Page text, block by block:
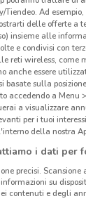
Ad
delle offerte a
insieme alle
e condivisi con
reti wireless,
anche essere
basate sulla
accedendo a Menu
a visualizzare
per i tuoi
della nostra
i dati per
precisi.
su
contenuti e degli